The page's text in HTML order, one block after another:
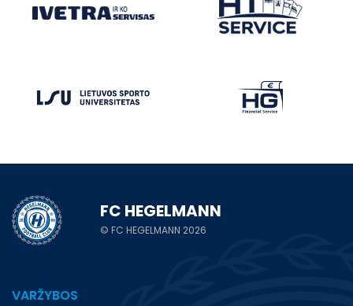
FC HEGELMANN
© FC HEGELMANN 2026
VARŽYBOS